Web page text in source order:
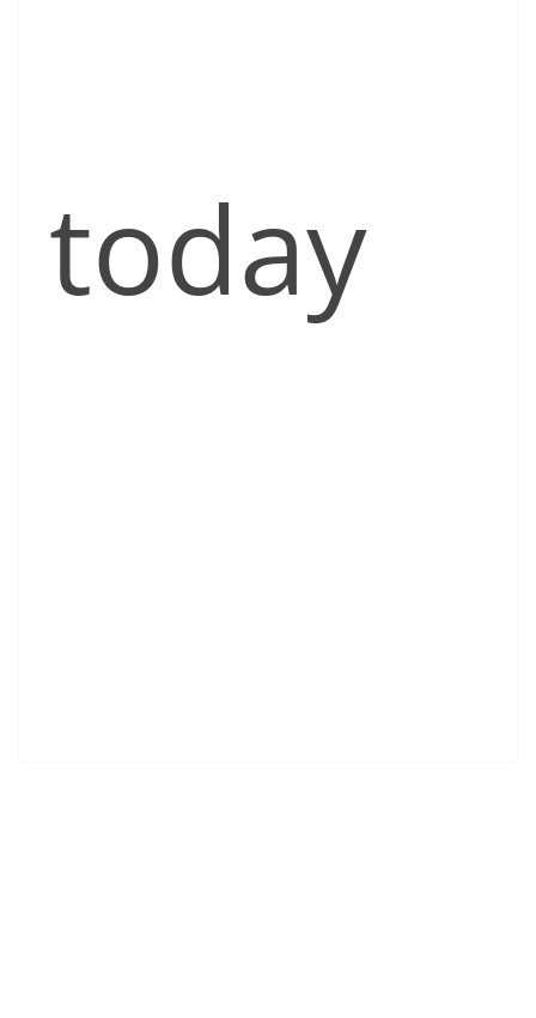
today